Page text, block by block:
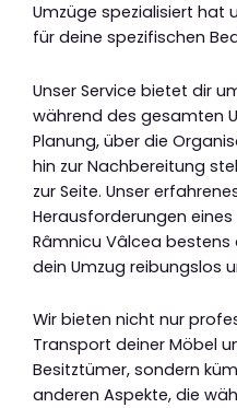
Umzüge spezialisiert hat
für deine spezifischen
Unser Service bietet dir
während des gesamten
Planung, über die
hin zur Nachbereitung
zur Seite. Unser
Herausforderungen
Râmnicu Vâlcea
dein Umzug reibungslos
Wir bieten nicht nur
Transport deiner Möbel
Besitztümer, sondern
anderen Aspekte, die